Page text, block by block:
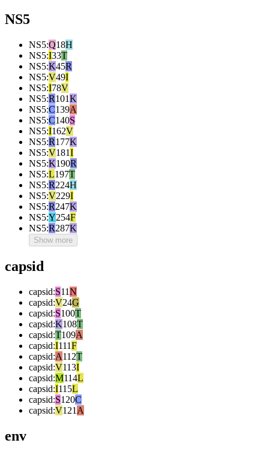
NS5
NS5:Q18H
NS5:I33T
NS5:K45R
NS5:V49I
NS5:I78V
NS5:R101K
NS5:C139A
NS5:C140S
NS5:I162V
NS5:R177K
NS5:V181I
NS5:K190R
NS5:L197T
NS5:R224H
NS5:V229I
NS5:R247K
NS5:Y254F
NS5:R287K
Show more
capsid
capsid:S11N
capsid:V24G
capsid:S100T
capsid:K108T
capsid:T109A
capsid:I111F
capsid:A112T
capsid:V113I
capsid:M114L
capsid:I115L
capsid:S120C
capsid:V121 A
env